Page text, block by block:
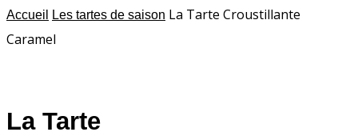
Accueil Les tartes de saison La Tarte Croustillante
Caramel
La Tarte